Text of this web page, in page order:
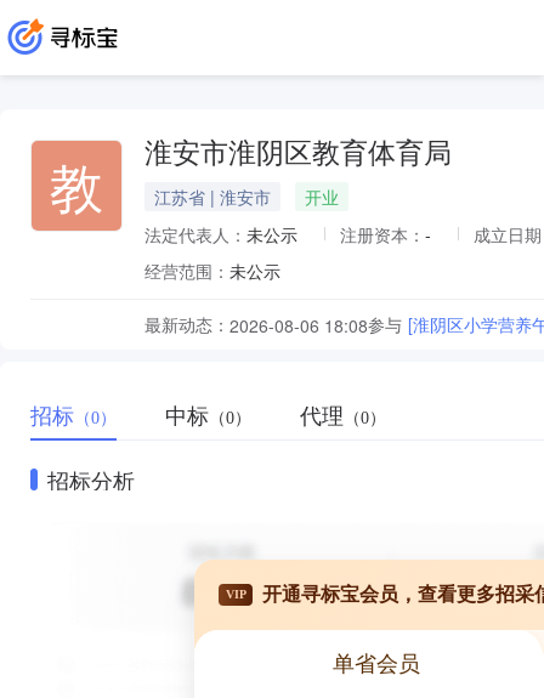
教 淮安市淮阴区教育体育局
江苏省 | 淮安市
开业
法定代表人： 未公示 注册资本： -
成立日
经营范围： 未公示
最新动态： 2026-08-06 18:08参与 [淮阴区小学营养
招标 （0） 中标 （0） 代理 （0）
招标分析
VIP 开通寻标宝会员，查看更多招采
单省会员